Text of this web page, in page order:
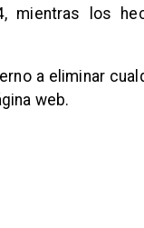
mientras los
a eliminar
web.